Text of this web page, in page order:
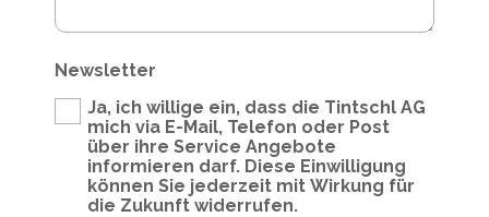
Newsletter
Ja, ich willige ein, dass die Tintschl AG
mich via E-Mail, Telefon oder Post
über ihre Service Angebote
informieren darf. Diese Einwilligung
können Sie jederzeit mit Wirkung für
die Zukunft widerrufen.